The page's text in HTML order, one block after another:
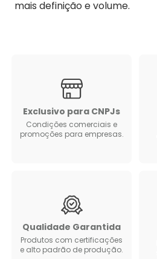
mais definição e volume.
Exclusivo para CNPJs
Condições comerciais e
promoções para empresas.
Qualidade Garantida
Produtos com certificações
e alto padrão de produção.